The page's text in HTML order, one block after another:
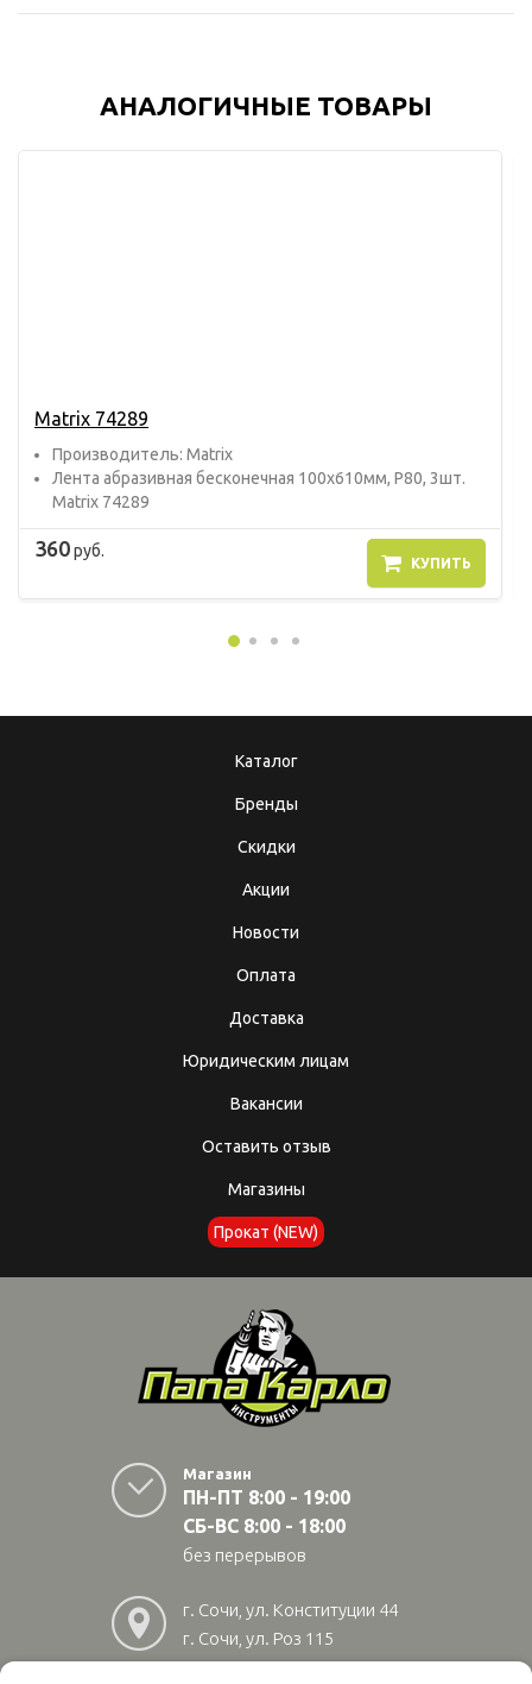
АНАЛОГИЧНЫЕ ТОВАРЫ
Matrix 74289
Прoизвoдитель: Matrix
Лента абразивная бесконечная 100х610мм, P80, 3шт.
Matrix 74289
360руб.
КУПИТЬ
Каталог
Бренды
Скидки
Акции
Новости
Оплата
Доставка
Юридическим лицам
Вакансии
Оставить отзыв
Магазины
Прокат (NEW)
Магазин
ПН-ПТ 8:00 - 19:00
СБ-ВС 8:00 - 18:00
без перерывов
г. Сочи, ул. Конституции 44
г. Сочи, ул. Роз 115
г. Адлер, ул Авиационная